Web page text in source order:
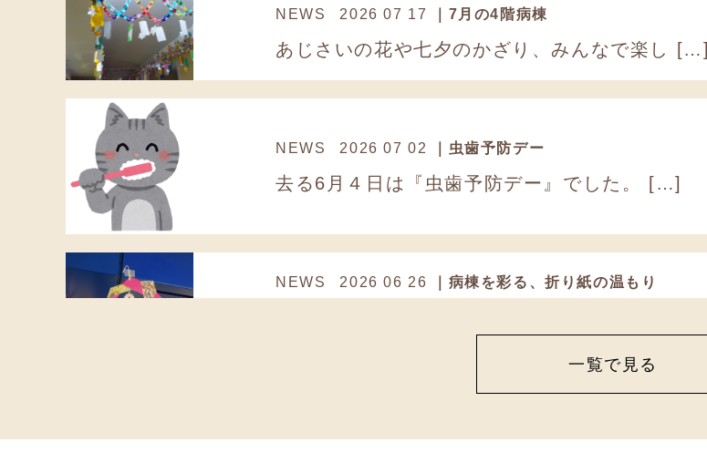
NEWS 2026 07 17 ｜7月の4階病棟
あじさいの花や七夕のかざり、みんなで楽し […]
NEWS 2026 07 02 ｜虫歯予防デー
去る6月４日は『虫歯予防デー』でした。 […]
NEWS 2026 06 26 ｜病棟を彩る、折り紙の温もり
｜職員食イベント
一覧で見る